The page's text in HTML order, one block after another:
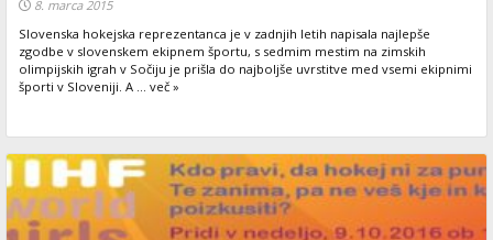
8. marca 2015
Slovenska hokejska reprezentanca je v zadnjih letih napisala najlepše
zgodbe v slovenskem ekipnem športu, s sedmim mestim na zimskih
olimpijskih igrah v Sočiju je prišla do najboljše uvrstitve med vsemi ekipnimi
športi v Sloveniji. A ... več »